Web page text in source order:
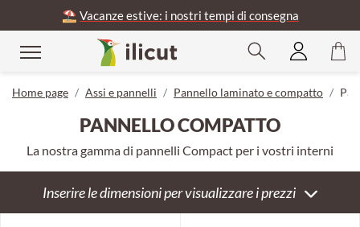
⛱️ Vacanze estive: i nostri tempi di consegna
Home page Assi e pannelli Pannello laminato e compatto
PANNELLO COMPATTO
La nostra gamma di pannelli Compact per i vostri interni
Inserire le dimensioni per visualizzare i prezzi